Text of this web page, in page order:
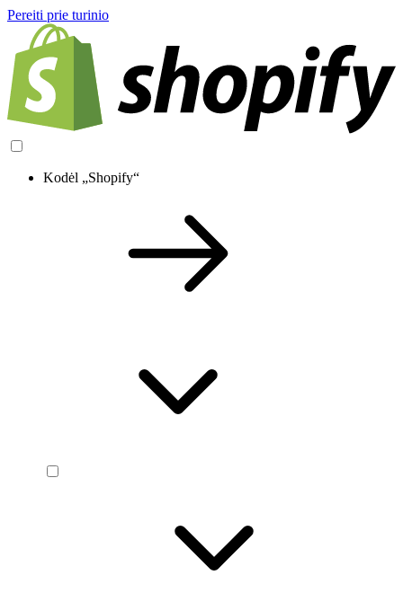
Pereiti prie turinio
Kodėl „Shopify“